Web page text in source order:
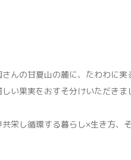
んの甘夏山の麓に、たわわに実
い果実をおすそ分けいただきま
栄し循環する暮らし×生き方